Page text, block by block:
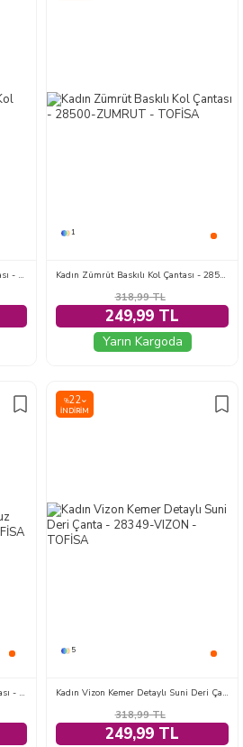
Kadın Siyah Beyaz Çizgili Kol Çantası - 25787
1
Kadın Zümrüt Baskılı Kol Çantası - 28500-ZUMRUT
318,99TL
249,99 TL
Yarın Kargoda
Kadın Beyaz Suni Deri Omuz Çantası - 28259-BEYAZ
%22
İNDIRIM
5
Kadın Vizon Kemer Detaylı Suni Deri Çanta - 28349-VIZON
318,99TL
249,99 TL